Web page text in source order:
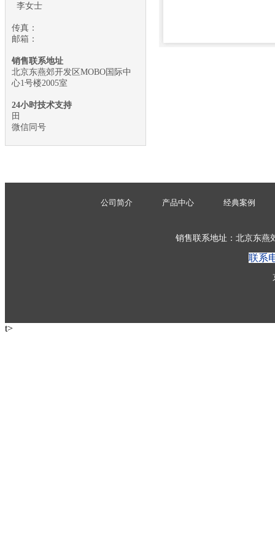
李女士
传真：
邮箱：
销售联系地址
北京东燕郊开发区MOBO国际中
心1号楼2005室
24小时技术支持
田
微信同号
公司简介 产品中心 经典案例
销售联系地址：北京东燕
联系
t>